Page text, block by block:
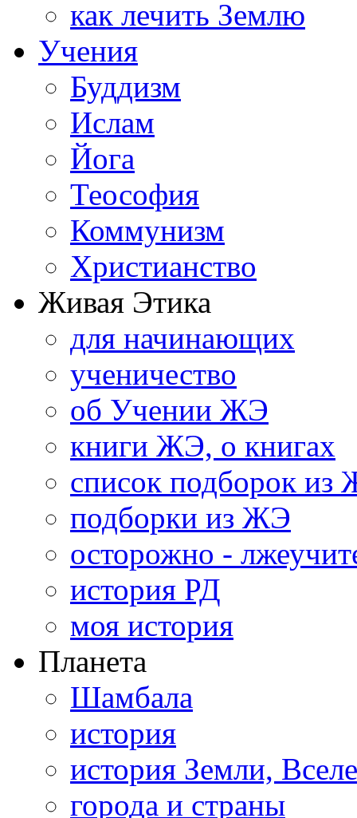
как лечить Землю
Учения
Буддизм
Ислам
Йога
Теософия
Коммунизм
Христианство
Живая Этика
для начинающих
ученичество
об Учении ЖЭ
книги ЖЭ, о книгах
список подборок из
подборки из ЖЭ
осторожно -
история РД
моя история
Планета
Шамбала
история
история Земли,
города и страны